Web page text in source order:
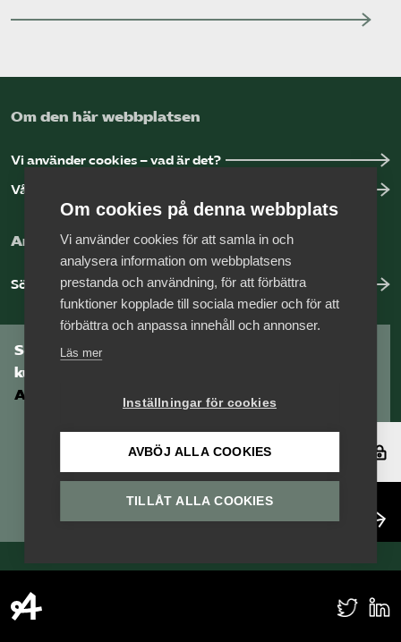
Om den här webbplatsen
Vi använder cookies – vad är det?
Vår dataskyddspolicy
Arbeta hos Vårdföretagarna?
Sök jobb hos oss
Som medlem har du tillgång till vår digitala
kunskapsbank
Arbetsgivarguiden
Logga in
Om cookies på denna webbplats
Vi använder cookies för att samla in och
analysera information om webbplatsens
prestanda och användning, för att förbättra
funktioner kopplade till sociala medier och för att
förbättra och anpassa innehåll och annonser.
Läs mer
Inställningar för cookies
AVBÖJ ALLA COOKIES
TILLÅT ALLA COOKIES